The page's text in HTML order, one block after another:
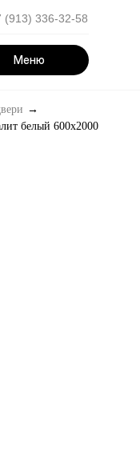
(913) 336-32-58
Меню
→
белый 600х2000